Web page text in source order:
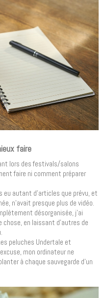
faire
lors des festivals/salons
faire ni comment préparer
eu autant d’articles que prévu, et
n’avait presque plus de vidéo.
désorganisée, j’ai
en laissant d’autres de
peluches Undertale et
mon ordinateur ne
à chaque sauvegarde d’un